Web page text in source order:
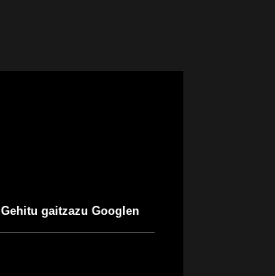
Gehitu gaitzazu Googlen